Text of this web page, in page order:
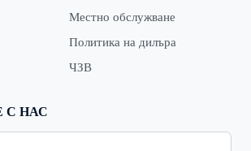
Местно обслужване
Политика на дилъра
ЧЗВ
С НАС